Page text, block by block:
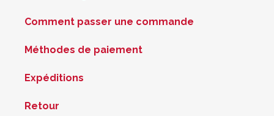
Comment passer une commande
Méthodes de paiement
Expéditions
Retour